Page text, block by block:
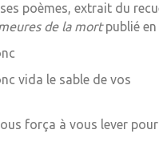
poèmes, extrait du
de la mortpublié en
vida le sable de vos
força à vous lever pour